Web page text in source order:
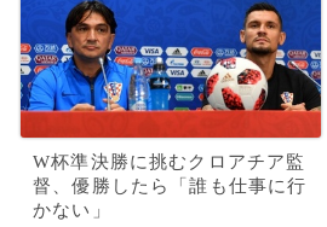
W杯準決勝に挑むクロアチア監
督、優勝したら「誰も仕事に行
かない」